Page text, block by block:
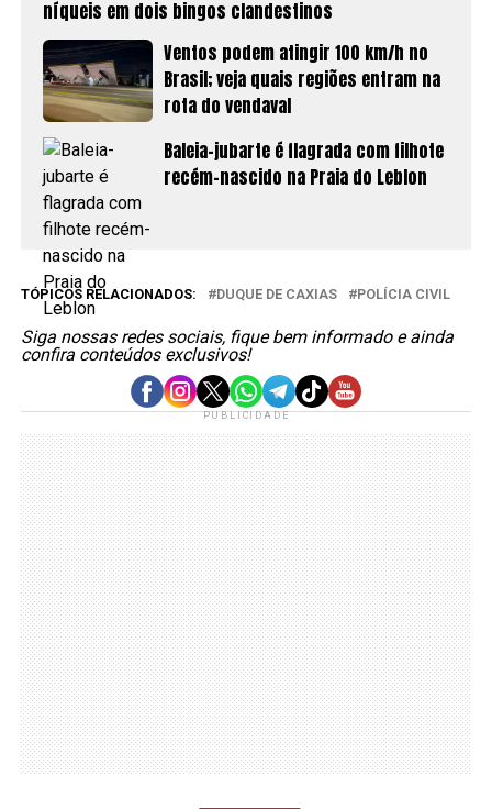
níqueis em dois bingos clandestinos
Ventos podem atingir 100 km/h no
Brasil; veja quais regiões entram na
rota do vendaval
Baleia-jubarte é flagrada com filhote
recém-nascido na Praia do Leblon
TÓPICOS RELACIONADOS: DUQUE DE CAXIAS POLÍCIA CIVIL
Siga nossas redes sociais, fique bem informado e ainda
confira conteúdos exclusivos!
PUBLICIDADE